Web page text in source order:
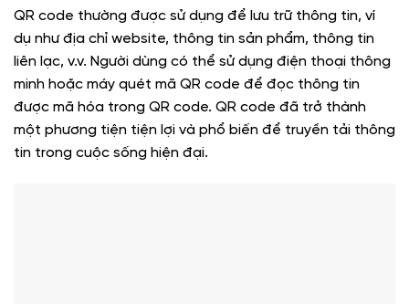
QR code thường được sử dụng để lưu trữ thông tin, ví
dụ như địa chỉ website, thông tin sản phẩm, thông tin
liên lạc, v.v. Người dùng có thể sử dụng điện thoại thông
minh hoặc máy quét mã QR code để đọc thông tin
được mã hóa trong QR code. QR code đã trở thành
một phương tiện tiện lợi và phổ biến để truyền tải thông
tin trong cuộc sống hiện đại.